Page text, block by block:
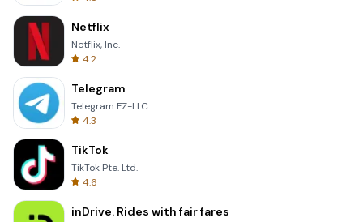
Netflix
Netflix, Inc.
4.2
Telegram
Telegram FZ-LLC
4.3
TikTok
TikTok Pte. Ltd.
4.6
inDrive. Rides with fair fares